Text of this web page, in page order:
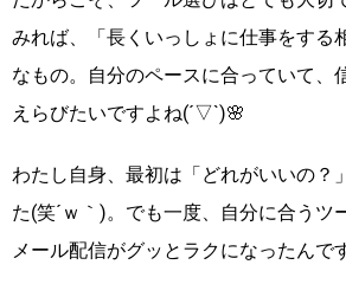
みれば、「長くいっしょに仕事をする
なもの。自分のペースに合っていて、
えらびたいですよね(´▽`)🌸
わたし自身、最初は「どれがいいの？
た(笑´ｗ｀)。でも一度、自分に合うツ
メール配信がグッとラクになったんで